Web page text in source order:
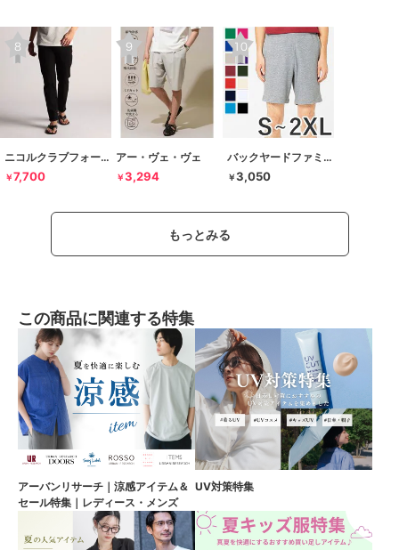
ニコルクラブフォーメン
￥7,700
アー・ヴェ・ヴェ
￥3,294
バックヤードファミリー
￥3,050
もっとみる
この商品に関連する特集
アーバンリサーチ｜涼感アイテム＆
セール特集｜レディース・メンズ
UV対策特集